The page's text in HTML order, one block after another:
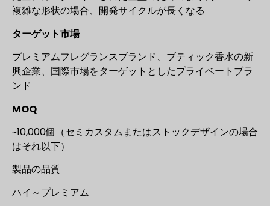
複雑な形状の場合、開発サイクルが長くなる
ターゲット市場
プレミアムフレグランスブランド、ブティック香水の新
興企業、国際市場をターゲットとしたプライベートブラ
ンド
MOQ
~10,000個（セミカスタムまたはストックデザインの場合
はそれ以下）
製品の品質
ハイ～プレミアム